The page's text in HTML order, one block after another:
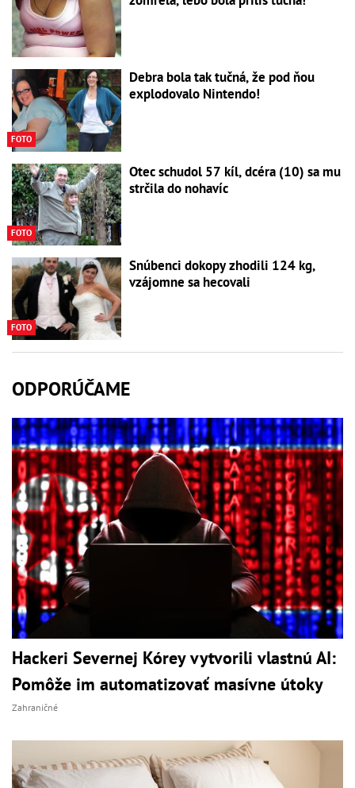
FOTO
Debra bola tak tučná, že pod ňou
explodovalo Nintendo!
FOTO
Otec schudol 57 kíl, dcéra (10) sa mu
strčila do nohavíc
FOTO
Snúbenci dokopy zhodili 124 kg,
vzájomne sa hecovali
ODPORÚČAME
Hackeri Severnej Kórey vytvorili vlastnú AI:
Pomôže im automatizovať masívne útoky
Zahraničné